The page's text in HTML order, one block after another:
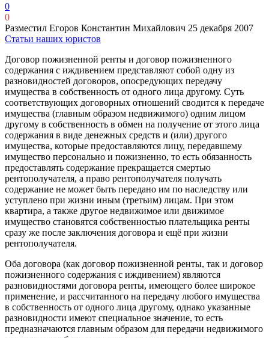
0
0
Разместил Егоров Константин Михайлович 25 декабря 2007
Статьи наших юристов
Договор пожизненной ренты и договор пожизненного
содержания с иждивением представляют собой одну из
разновидностей договоров, опосредующих передачу
имущества в собственность от одного лица другому. Суть
соответствующих договорных отношений сводится к передаче
имущества (главным образом недвижимого) одним лицом
другому в собственность в обмен на получение от этого лица
содержания в виде денежных средств и (или) другого
имущества, которые предоставляются лицу, передавшему
имущество персонально и пожизненно, то есть обязанность
предоставлять содержание прекращается смертью
рентополучателя, а право рентополучателя получать
содержание не может быть передано им по наследству или
уступлено при жизни иным (третьим) лицам. При этом
квартира, а также другое недвижимое или движимое
имущество становятся собственностью плательщика ренты
сразу же после заключения договора и ещё при жизни
рентополучателя.
Оба договора (как договор пожизненной ренты, так и договор
пожизненного содержания с иждивением) являются
разновидностями договора ренты, имеющего более широкое
применение, и рассчитанного на передачу любого имущества
в собственность от одного лица другому, однако указанные
разновидности имеют специальное значение, то есть
предназначаются главным образом для передачи недвижимого